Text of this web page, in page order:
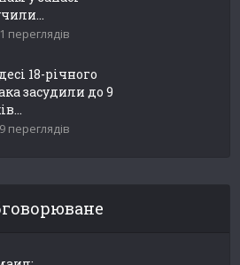
переглядів
18-річного
засудили до 9
переглядів